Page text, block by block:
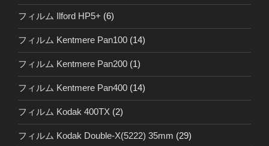
フィルム Ilford HP5+ (6)
フィルム Kentmere Pan100 (14)
フィルム Kentmere Pan200 (1)
フィルム Kentmere Pan400 (14)
フィルム Kodak 400TX (2)
フィルム Kodak Double-X(5222) 35mm (29)